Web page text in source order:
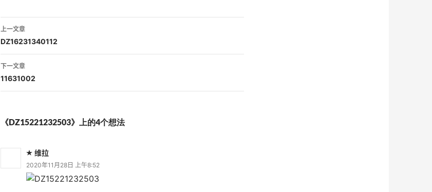
文
章
导
航
上一文章
DZ16231340112
下一文章
11631002
《DZ15221232503》上的4个想法
维拉
2020年11月28日 上午8:52